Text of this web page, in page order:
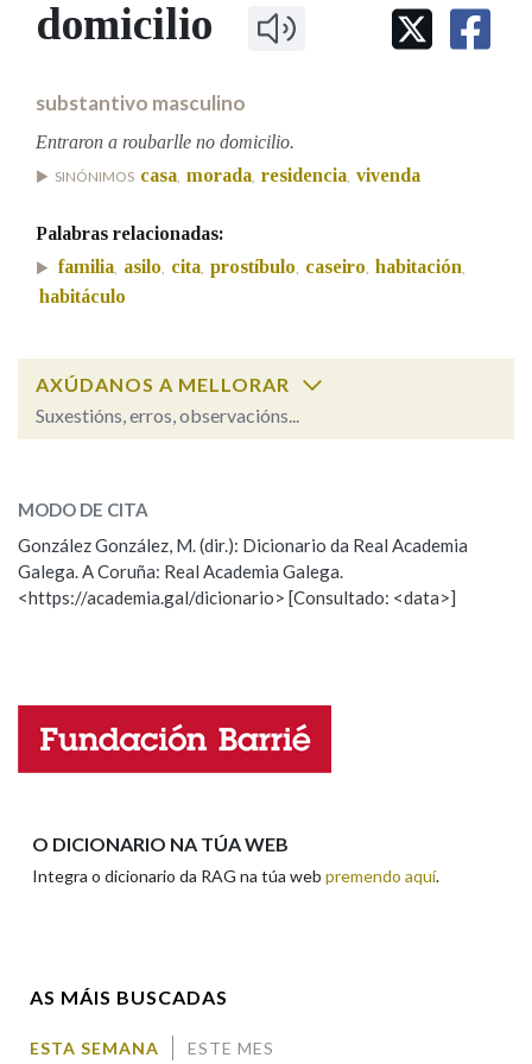
IDENTIDADE CORPORATIVA
MARCIAL DEL ADALID
FIGURAS HOMENAXEADAS
PRIMAVERA DAS LETRAS
PORTAL DAS PALABRAS
Facebook
TwitterYoutubeInstagram
Bluesky
BUSCAR NOS LEMAS
Remata por
Contén
BUSCAR NO CONTIDO
Nas definicións
Nos exemplos
Na fraseoloxía
OUTRAS OPCIÓNS DE BUSCA
Marcas gramaticais
Pertence a
domicilio
substantivo masculino
Entraron a roubarlle no domicilio.
SINÓNIMOS casa, morada, residencia, vivenda
Palabras relacionadas:
familia, asilo, cita, prostíbulo, caseiro, habitación,
habitáculo
AXÚDANOS A MELLORAR
Suxestións, erros, observacións...
ESCOLLE UNHA OPCIÓN:
Observación Hai un erro na palabra
Propoño mellorar a definición
Nome
MODO DE CITA
González González, M. (dir.): Dicionario da Real Academia
Galega. A Coruña: Real Academia Galega.
<https://academia.gal/dicionario> [Consultado: <data>]
O DICIONARIO NA TÚA WEB
Integra o dicionario da RAG na túa web premendo aquí.
AS MÁIS BUSCADAS
ESTA SEMANA ESTE MES